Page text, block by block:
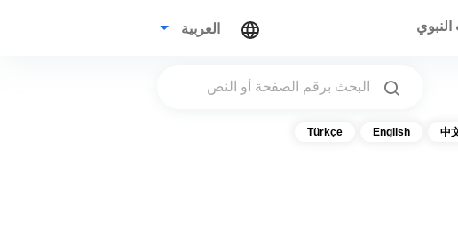
النبوي العربية
中
English
Türkçe